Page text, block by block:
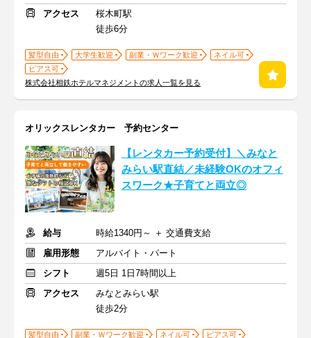
アクセス
桜木町駅
徒歩6分
髪型自由 大学生歓迎 副業・Ｗワーク歓迎
ネイル可
ピアス可
株式会社相鉄ホテルマネジメントの求人一覧を見る
オリックスレンタカー 予約センター
【レンタカー予約受付】＼みなと
みらい駅直結／未経験OKのオフィ
スワーク★子育てと両立◎
給与
時給1340円～ ＋ 交通費支給
雇用形態
アルバイト・パート
シフト
週5日 1日7時間以上
アクセス
みなとみらい駅
徒歩2分
髪型自由 副業・Ｗワーク歓迎 ネイル可
ピアス可